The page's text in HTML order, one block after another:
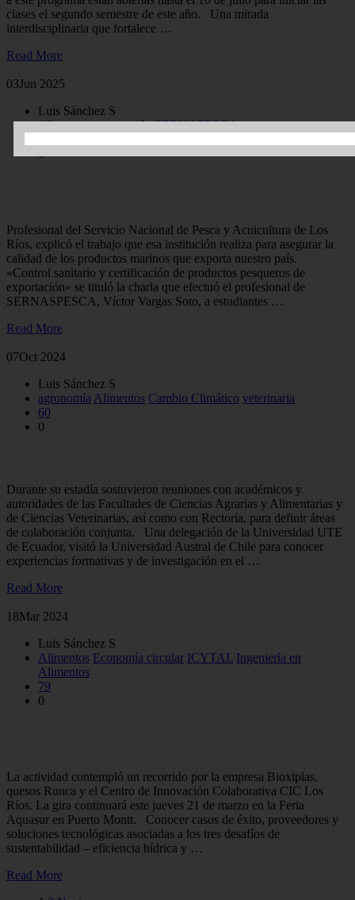
clases el segundo semestre de este año. Una mirada
interdisciplinaria que fortalece …
Read More
03Jun 2025
Luis Sánchez S
Alimentos exportación SERNAPESCA
0
Profesional del Servicio Nacional de Pesca y Acuicultura de Los
Ríos, explicó el trabajo que esa institución realiza para asegurar la
calidad de los productos marinos que exporta nuestro país.
«Control sanitario y certificación de productos pesqueros de
exportación» se tituló la charla que efectuó el profesional de
SERNASPESCA, Víctor Vargas Soto, a estudiantes …
Read More
07Oct 2024
Luis Sánchez S
agronomía Alimentos Cambio Climático veterinaria
60
0
Durante su estadía sostuvieron reuniones con académicos y
autoridades de las Facultades de Ciencias Agrarias y Alimentarias y
de Ciencias Veterinarias, así como con Rectoría, para definir áreas
de colaboración conjunta. Una delegación de la Universidad UTE
de Ecuador, visitó la Universidad Austral de Chile para conocer
experiencias formativas y de investigación en el …
Read More
18Mar 2024
Luis Sánchez S
Alimentos Economía circular ICYTAL Ingeniería en
Alimentos
79
0
La actividad contempló un recorrido por la empresa Bioxiplas,
quesos Runca y el Centro de Innovación Colaborativa CIC Los
Ríos. La gira continuará este jueves 21 de marzo en la Feria
Aquasur en Puerto Montt. Conocer casos de éxito, proveedores y
soluciones tecnológicas asociadas a los tres desafíos de
sustentabilidad – eficiencia hídrica y …
Read More